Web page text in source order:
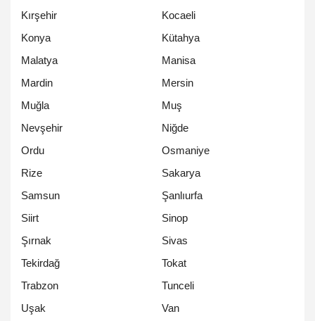
Kırşehir
Kocaeli
Konya
Kütahya
Malatya
Manisa
Mardin
Mersin
Muğla
Muş
Nevşehir
Niğde
Ordu
Osmaniye
Rize
Sakarya
Samsun
Şanlıurfa
Siirt
Sinop
Şırnak
Sivas
Tekirdağ
Tokat
Trabzon
Tunceli
Uşak
Van